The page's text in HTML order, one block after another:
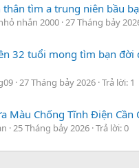
thân tìm a trung niên bầu
nhắn 2000 27 Tháng bảy
32 tuổi mong tìm bạn đời
27 Tháng bảy 2026 Trả lời: 1
Màu Chống Tĩnh Điện Cần
25 Tháng bảy 2026 Trả lời: 0